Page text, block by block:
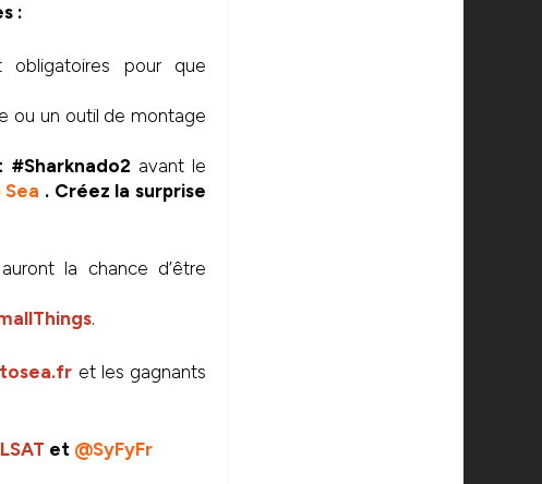
:
pour que
ou un outil de montage
avant le
Sea . Créez la surprise
la chance d’être
.
et les gagnants
et @SyFyFr